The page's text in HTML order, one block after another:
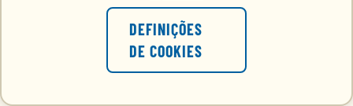
DEFINIÇÕES
DE COOKIES